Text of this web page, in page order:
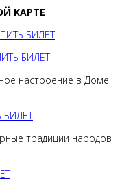
КАРТЕ
БИЛЕТ
БИЛЕТ
настроение в Доме
БИЛЕТ
традиции народов